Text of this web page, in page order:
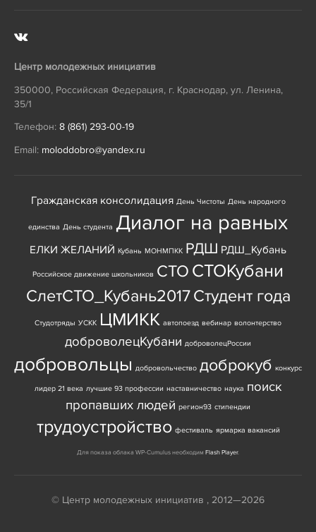
Центр молодежных инициатив
350000, Российская Федерация, г. Краснодар, ул. Ленина,
35/1
Телефон: 8 (861) 293-00-19
Email: moloddobro@yandex.ru
Гражданская консолидация День Чистоты День народного
единства День студента Диалог на равных
ЕЛКИ ЖЕЛАНИЙ Кубань МОНМПКК РДШ РДШ_Кубань
Российское движение школьников СТО СТОКубани
СлетСТО_Кубань2017Студент года
Студотряды УСКК ЦМИКК автопоезд вебинар волонтерство
доброволецКубани доброволецРоссии
добровольцы добровольчество доброкуб конкурс
лидер 21 века лучшие 93 профессии наставничество наука поиск
пропавших людей регион93 стипендии
трудоустройство фестиваль ярмарка вакансий
Для показа облака WP-Cumulus необходим Flash Player.
© Центр молодежных инициатив , 2012—2026